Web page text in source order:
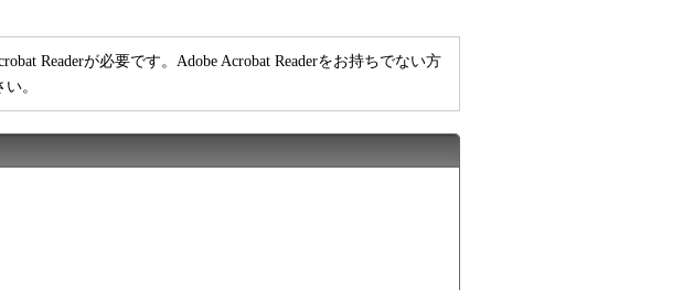
Readerが必要です。Adobe Acrobat Readerをお持ちでない方
。